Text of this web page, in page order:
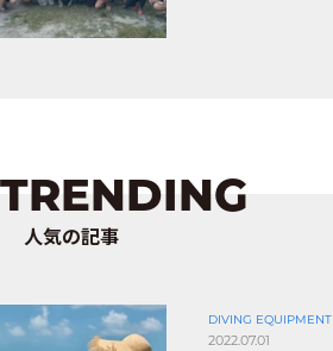
TRENDING
人気の記事
DIVING EQUIPMENT
2022.07.01